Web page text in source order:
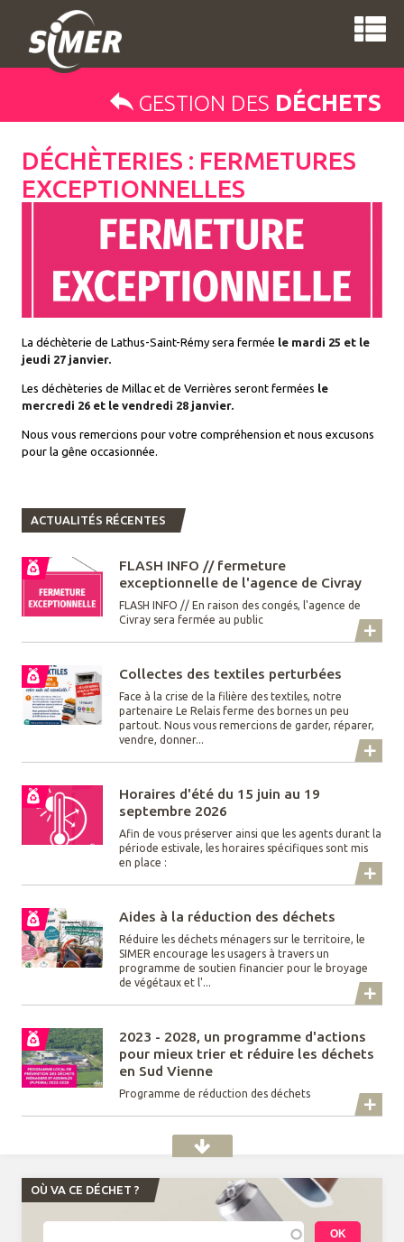
GESTION DES DÉCHETS
DÉCHÈTERIES : FERMETURES
EXCEPTIONNELLES
La déchèterie de Lathus-Saint-Rémy sera fermée le mardi 25 et le
jeudi 27 janvier.
Les déchèteries de Millac et de Verrières seront fermées le
mercredi 26 et le vendredi 28 janvier.
Nous vous remercions pour votre compréhension et nous excusons
pour la gêne occasionnée.
ACTUALITÉS RÉCENTES
FLASH INFO // fermeture
exceptionnelle de l'agence de Civray
FLASH INFO // En raison des congés, l'agence de
Civray sera fermée au public
Collectes des textiles perturbées
Face à la crise de la filière des textiles, notre
partenaire Le Relais ferme des bornes un peu
partout. Nous vous remercions de garder, réparer,
vendre, donner...
Horaires d'été du 15 juin au 19
septembre 2026
Afin de vous préserver ainsi que les agents durant la
période estivale, les horaires spécifiques sont mis
en place :
Aides à la réduction des déchets
Réduire les déchets ménagers sur le territoire, le
SIMER encourage les usagers à travers un
programme de soutien financier pour le broyage
de végétaux et l'...
2023 - 2028, un programme d'actions
pour mieux trier et réduire les déchets
en Sud Vienne
Programme de réduction des déchets
OÙ VA CE DÉCHET ?